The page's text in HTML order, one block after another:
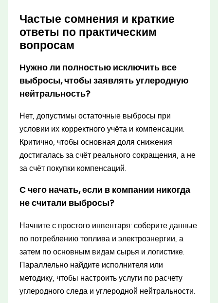
Частые сомнения и краткие
ответы по практическим
вопросам
Нужно ли полностью исключить все
выбросы, чтобы заявлять углеродную
нейтральность?
Нет, допустимы остаточные выбросы при
условии их корректного учёта и компенсации.
Критично, чтобы основная доля снижения
достигалась за счёт реального сокращения, а не
за счёт покупки компенсаций.
С чего начать, если в компании никогда
не считали выбросы?
Начните с простого инвентаря: соберите данные
по потреблению топлива и электроэнергии, а
затем по основным видам сырья и логистике.
Параллельно найдите исполнителя или
методику, чтобы настроить услуги по расчету
углеродного следа и углеродной нейтральности.